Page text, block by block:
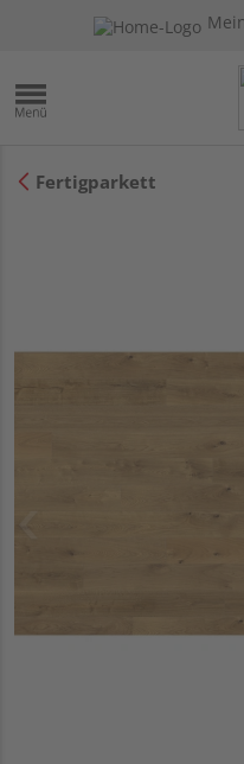
Fertigparkett